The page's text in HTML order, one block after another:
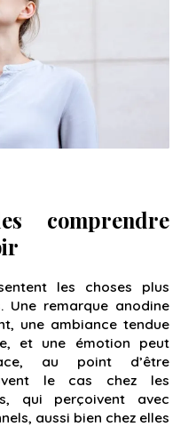
comprendre
les choses plus
Une remarque anodine
une ambiance tendue
et une émotion peut
au point d’être
le cas chez les
qui perçoivent avec
aussi bien chez elles